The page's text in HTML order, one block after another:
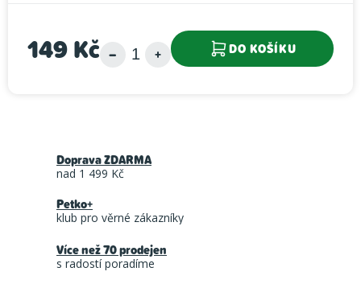
149 Kč DO KOŠÍKU
Doprava ZDARMA
nad 1 499 Kč
Petko+
klub pro věrné zákazníky
Více než 70 prodejen
s radostí poradíme